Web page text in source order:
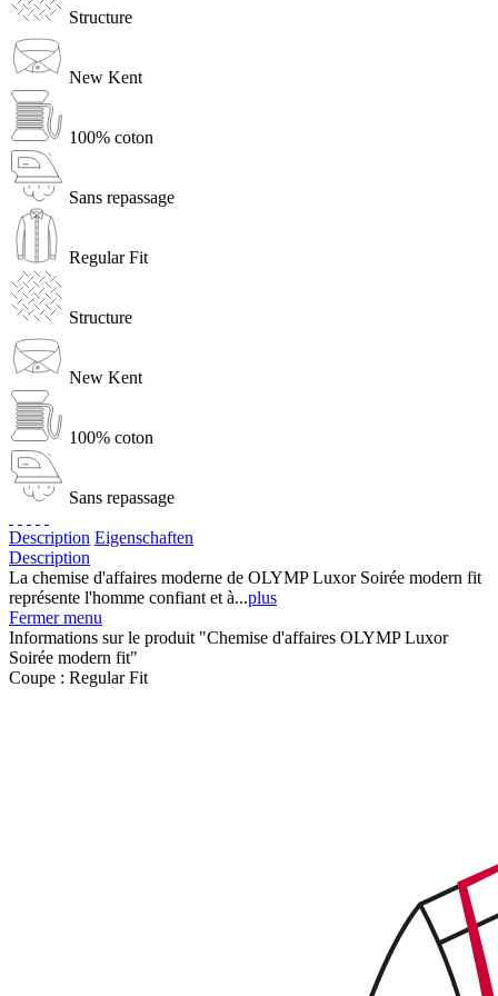
Structure
New Kent
100% coton
Sans repassage
Regular Fit
Structure
New Kent
100% coton
Sans repassage
Description Eigenschaften
Description
La chemise d'affaires moderne de OLYMP Luxor Soirée modern fit
représente l'homme confiant et à...plus
Fermer menu
Informations sur le produit "Chemise d'affaires OLYMP Luxor
Soirée modern fit"
Coupe : Regular Fit